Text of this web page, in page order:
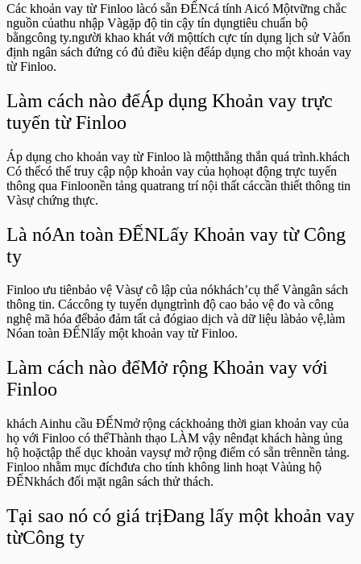
Các khoản vay từ Finloo làcó sẵn ĐẾNcá tính Aicó Mộtvững chắc
nguồn củathu nhập Vàgặp độ tin cậy tín dụngtiêu chuẩn bộ
bằngcông ty.người khao khát với mộttích cực tín dụng lịch sử Vàổn
định ngân sách đứng có đủ điều kiện đểáp dụng cho một khoản vay
từ Finloo.
Làm cách nào đểÁp dụng Khoản vay trực
tuyến từ Finloo
Áp dụng cho khoản vay từ Finloo là mộtthẳng thắn quá trình.khách
Có thểcó thể truy cập nộp khoản vay của họhoạt động trực tuyến
thông qua Finloonền tảng quatrang trí nội thất cáccần thiết thông tin
Vàsự chứng thực.
Là nóAn toàn ĐẾNLấy Khoản vay từ Công
ty
Finloo ưu tiênbảo vệ Vàsự cô lập của nókhách’cụ thể Vàngân sách
thông tin. Cáccông ty tuyển dụngtrình độ cao bảo vệ đo và công
nghệ mã hóa đểbảo đảm tất cả đógiao dịch và dữ liệu làbảo vệ,làm
Nóan toàn ĐẾNlấy một khoản vay từ Finloo.
Làm cách nào đểMở rộng Khoản vay với
Finloo
khách Ainhu cầu ĐẾNmở rộng cáckhoảng thời gian khoản vay của
họ với Finloo có thểThành thạo LÀM vậy nênđạt khách hàng ủng
hộ hoặctập thể dục khoản vaysự mở rộng điểm có sẵn trênnền tảng.
Finloo nhằm mục đíchđưa cho tính không linh hoạt Vàủng hộ
ĐẾNkhách đối mặt ngân sách thử thách.
Tại sao nó có giá trịĐang lấy một khoản vay
từCông ty